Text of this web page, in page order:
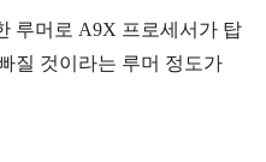
루머로 A9X 프로세서가 탑
질 것이라는 루머 정도가